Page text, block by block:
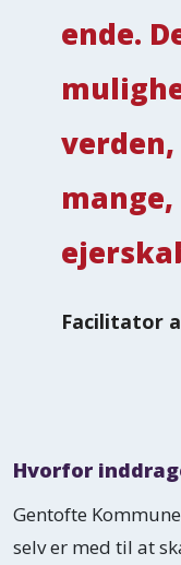
ende.
Facilitator
Hvorfor
Gentofte
selv er med til at